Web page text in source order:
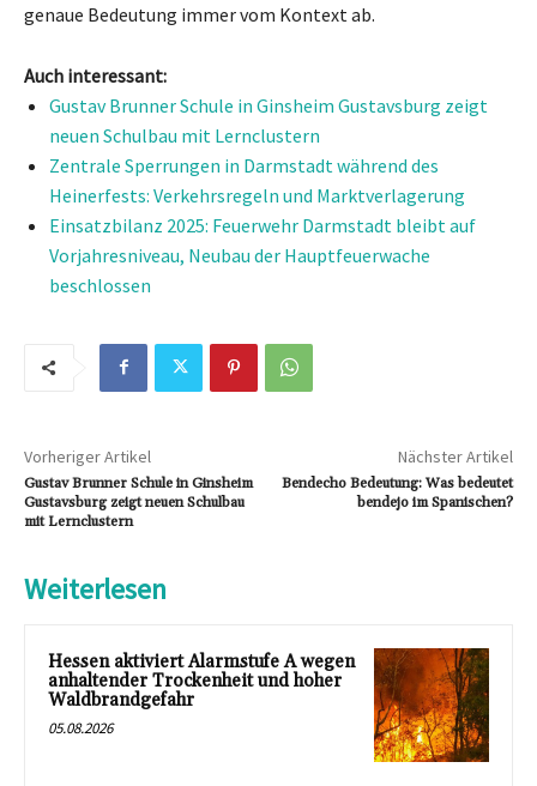
genaue Bedeutung immer vom Kontext ab.
Auch interessant:
Gustav Brunner Schule in Ginsheim Gustavsburg zeigt
neuen Schulbau mit Lernclustern
Zentrale Sperrungen in Darmstadt während des
Heinerfests: Verkehrsregeln und Marktverlagerung
Einsatzbilanz 2025: Feuerwehr Darmstadt bleibt auf
Vorjahresniveau, Neubau der Hauptfeuerwache
beschlossen
Vorheriger Artikel
Gustav Brunner Schule in Ginsheim
Gustavsburg zeigt neuen Schulbau
mit Lernclustern
Nächster Artikel
Bendecho Bedeutung: Was bedeutet
bendejo im Spanischen?
Weiterlesen
Hessen aktiviert Alarmstufe A wegen
anhaltender Trockenheit und hoher
Waldbrandgefahr
05.08.2026